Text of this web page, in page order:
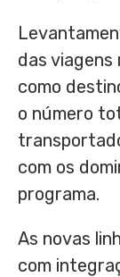
das viagens
como
o número
com os
programa.
As novas
com